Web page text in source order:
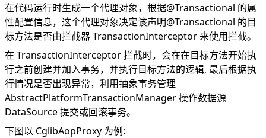
在代码运行时生成一个代理对象，根据@Transactional 的属
性配置信息，这个代理对象决定该声明@Transactional 的目
标方法是否由拦截器 TransactionInterceptor 来使用拦截。
在 TransactionInterceptor 拦截时，会在在目标方法开始执
行之前创建并加入事务，并执行目标方法的逻辑, 最后根据执
行情况是否出现异常，利用抽象事务管理
AbstractPlatformTransactionManager 操作数据源
DataSource 提交或回滚事务。
下图以 CglibAopProxy 为例: